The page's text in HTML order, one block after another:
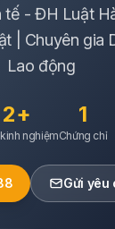
tế - ĐH Luật
| Chuyên gia
Lao động
2+
nghiệm
1
Chứng chỉ
Gửi yêu